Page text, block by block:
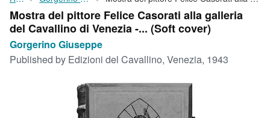
My Purchases
Sign Off
Advanced Search
Browse Collections
Mostra del pittore Felice Casorati alla galleria
del Cavallino di Venezia -... (Soft cover)
Gorgerino Giuseppe
Published by Edizioni del Cavallino, Venezia, 1943